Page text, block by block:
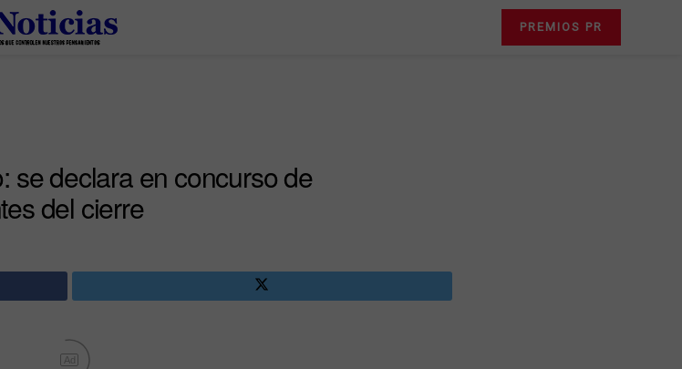
PREMIOS PR
se declara en concurso de
del cierre
Ad